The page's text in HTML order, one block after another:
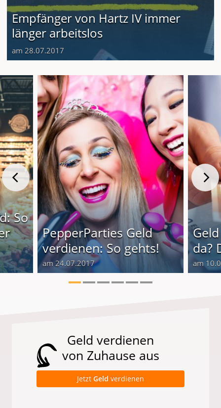
Empfänger von Hartz IV immer
länger arbeitslos
am 28.07.2017
So
PepperParties Geld
verdienen: So gehts!
am 24.07.2017
da?
am
Geld verdienen
von Zuhause aus
Jetzt Geld verdienen